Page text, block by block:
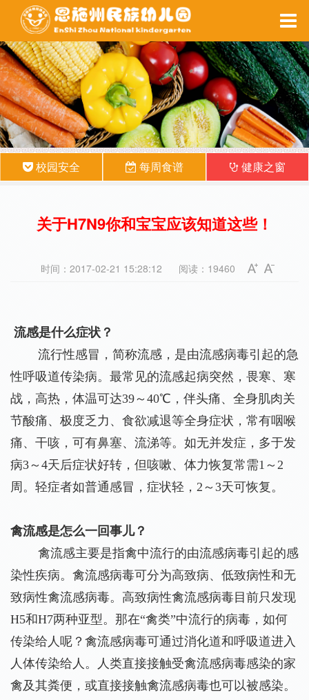
家园互动
备课系统
每周食谱
健康之窗
校园安全 每周食谱 健康之窗
关于H7N9你和宝宝应该知道这些！
时间：2017-02-21 15:28:12 阅读：19460
流感是什么症状？
流行性感冒，简称流感，是由流感病毒引起的急
性呼吸道传染病。最常见的流感起病突然，畏寒、寒
战，高热，体温可达39～40℃，伴头痛、全身肌肉关
节酸痛、极度乏力、食欲减退等全身症状，常有咽喉
痛、干咳，可有鼻塞、流涕等。如无并发症，多于发
病3～4天后症状好转，但咳嗽、体力恢复常需1～2
周。轻症者如普通感冒，症状轻，2～3天可恢复。
禽流感是怎么一回事儿？
禽流感主要是指禽中流行的由流感病毒引起的感
染性疾病。禽流感病毒可分为高致病、低致病性和无
致病性禽流感病毒。高致病性禽流感病毒目前只发现
H5和H7两种亚型。那在“禽类”中流行的病毒，如何
传染给人呢？禽流感病毒可通过消化道和呼吸道进入
人体传染给人。人类直接接触受禽流感病毒感染的家
禽及其粪便，或直接接触禽流感病毒也可以被感染。